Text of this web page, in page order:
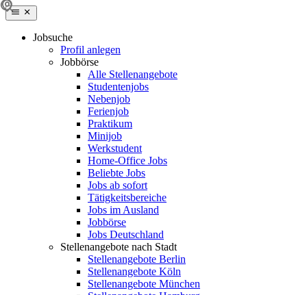
Jobsuche
Profil anlegen
Jobbörse
Alle Stellenangebote
Studentenjobs
Nebenjob
Ferienjob
Praktikum
Minijob
Werkstudent
Home-Office Jobs
Beliebte Jobs
Jobs ab sofort
Tätigkeitsbereiche
Jobs im Ausland
Jobbörse
Jobs Deutschland
Stellenangebote nach Stadt
Stellenangebote Berlin
Stellenangebote Köln
Stellenangebote München